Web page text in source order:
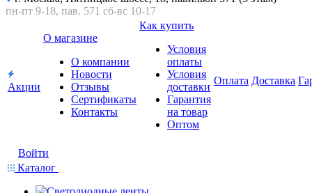
пн-пт 9-18, пав. 571 сб-вс 10-17
Акции
О магазине
О компании
Новости
Отзывы
Сертификаты
Контакты
Как купить
Условия
оплаты
Условия
доставки
Гарантия
на товар
Оптом
Оплата Доставка
Войти
Каталог